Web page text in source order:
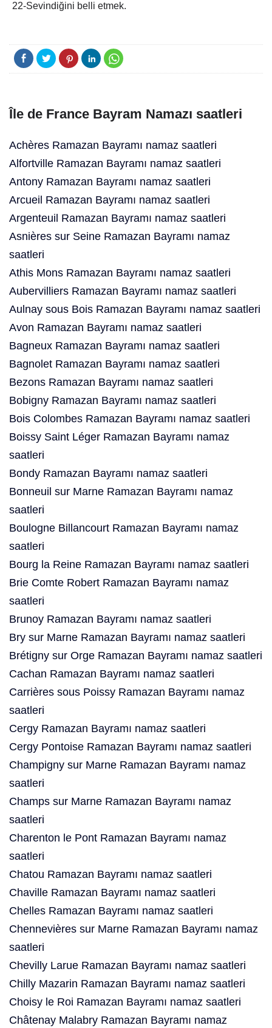
22-Sevindiğini belli etmek.
Île de France Bayram Namazı saatleri
Achères Ramazan Bayramı namaz saatleri
Alfortville Ramazan Bayramı namaz saatleri
Antony Ramazan Bayramı namaz saatleri
Arcueil Ramazan Bayramı namaz saatleri
Argenteuil Ramazan Bayramı namaz saatleri
Asnières sur Seine Ramazan Bayramı namaz
saatleri
Athis Mons Ramazan Bayramı namaz saatleri
Aubervilliers Ramazan Bayramı namaz saatleri
Aulnay sous Bois Ramazan Bayramı namaz saatleri
Avon Ramazan Bayramı namaz saatleri
Bagneux Ramazan Bayramı namaz saatleri
Bagnolet Ramazan Bayramı namaz saatleri
Bezons Ramazan Bayramı namaz saatleri
Bobigny Ramazan Bayramı namaz saatleri
Bois Colombes Ramazan Bayramı namaz saatleri
Boissy Saint Léger Ramazan Bayramı namaz
saatleri
Bondy Ramazan Bayramı namaz saatleri
Bonneuil sur Marne Ramazan Bayramı namaz
saatleri
Boulogne Billancourt Ramazan Bayramı namaz
saatleri
Bourg la Reine Ramazan Bayramı namaz saatleri
Brie Comte Robert Ramazan Bayramı namaz
saatleri
Brunoy Ramazan Bayramı namaz saatleri
Bry sur Marne Ramazan Bayramı namaz saatleri
Brétigny sur Orge Ramazan Bayramı namaz saatleri
Cachan Ramazan Bayramı namaz saatleri
Carrières sous Poissy Ramazan Bayramı namaz
saatleri
Cergy Ramazan Bayramı namaz saatleri
Cergy Pontoise Ramazan Bayramı namaz saatleri
Champigny sur Marne Ramazan Bayramı namaz
saatleri
Champs sur Marne Ramazan Bayramı namaz
saatleri
Charenton le Pont Ramazan Bayramı namaz
saatleri
Chatou Ramazan Bayramı namaz saatleri
Chaville Ramazan Bayramı namaz saatleri
Chelles Ramazan Bayramı namaz saatleri
Chennevières sur Marne Ramazan Bayramı namaz
saatleri
Chevilly Larue Ramazan Bayramı namaz saatleri
Chilly Mazarin Ramazan Bayramı namaz saatleri
Choisy le Roi Ramazan Bayramı namaz saatleri
Châtenay Malabry Ramazan Bayramı namaz